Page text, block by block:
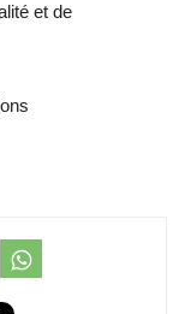
et de